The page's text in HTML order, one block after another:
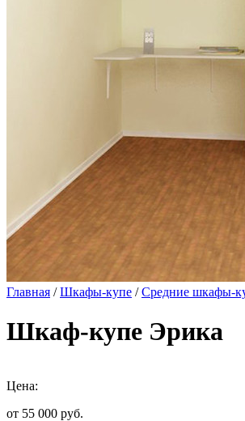
Главная /Шкафы-купе /Средние шкафы-
Шкаф-купе Эрика
Цена:
от 55 000 руб.